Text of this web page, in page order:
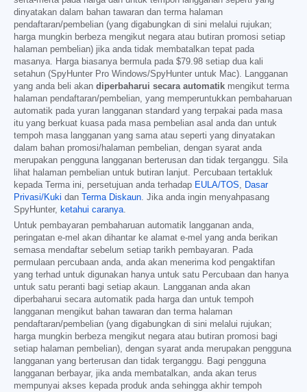
dinyatakan dalam bahan tawaran dan terma halaman
pendaftaran/pembelian (yang digabungkan di sini melalui rujukan;
harga mungkin berbeza mengikut negara atau butiran promosi setiap
halaman pembelian) jika anda tidak membatalkan tepat pada
masanya. Harga biasanya bermula pada $79.98 setiap dua kali
setahun (SpyHunter Pro Windows/SpyHunter untuk Mac). Langganan
yang anda beli akan diperbaharui secara automatik mengikut terma
halaman pendaftaran/pembelian, yang memperuntukkan pembaharuan
automatik pada yuran langganan standard yang terpakai pada masa
itu yang berkuat kuasa pada masa pembelian asal anda dan untuk
tempoh masa langganan yang sama atau seperti yang dinyatakan
dalam bahan promosi/halaman pembelian, dengan syarat anda
merupakan pengguna langganan berterusan dan tidak terganggu. Sila
lihat halaman pembelian untuk butiran lanjut. Percubaan tertakluk
kepada Terma ini, persetujuan anda terhadap EULA/TOS, Dasar
Privasi/Kuki dan Terma Diskaun. Jika anda ingin menyahpasang
SpyHunter, ketahui caranya.
Untuk pembayaran pembaharuan automatik langganan anda,
peringatan e-mel akan dihantar ke alamat e-mel yang anda berikan
semasa mendaftar sebelum setiap tarikh pembayaran. Pada
permulaan percubaan anda, anda akan menerima kod pengaktifan
yang terhad untuk digunakan hanya untuk satu Percubaan dan hanya
untuk satu peranti bagi setiap akaun. Langganan anda akan
diperbaharui secara automatik pada harga dan untuk tempoh
langganan mengikut bahan tawaran dan terma halaman
pendaftaran/pembelian (yang digabungkan di sini melalui rujukan;
harga mungkin berbeza mengikut negara atau butiran promosi bagi
setiap halaman pembelian), dengan syarat anda merupakan pengguna
langganan yang berterusan dan tidak terganggu. Bagi pengguna
langganan berbayar, jika anda membatalkan, anda akan terus
mempunyai akses kepada produk anda sehingga akhir tempoh